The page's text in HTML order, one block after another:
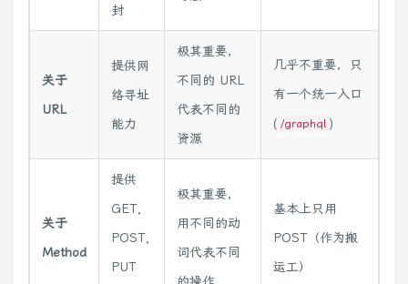
封
关于
URL
提供网
络寻址
能力
极其重要，
不同的 URL
代表不同的
资源
几乎不重要，只
有一个统一入口
( /graphql )
关于
Method
提供
GET,
POST,
PUT
极其重要，
用不同的动
词代表不同
的操作
基本上只用
POST（作为搬
运工）